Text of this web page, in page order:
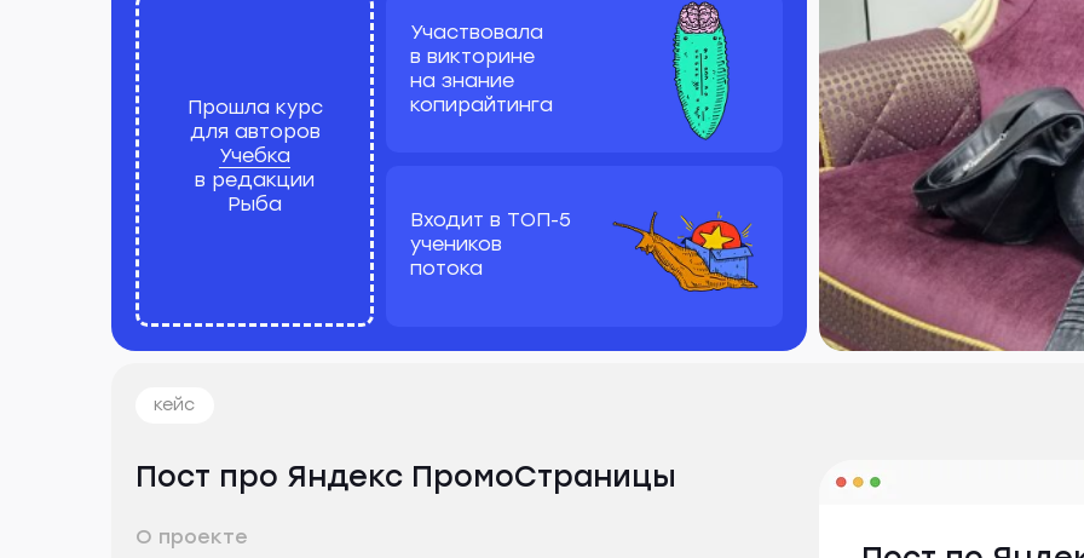
Прошла курс
для авторов
Учебка
в редакции
Рыба
Участвовала
в викторине
на знание
копирайтинга
Входит в ТОП-5
учеников
потока
кейс
Пост про Яндекс ПромоСтраницы
О проекте